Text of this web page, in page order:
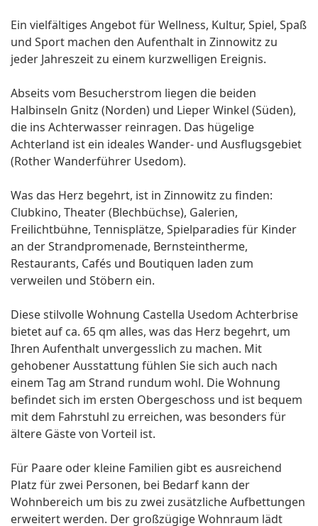
Ein vielfältiges Angebot für Wellness, Kultur, Spiel, Spaß
und Sport machen den Aufenthalt in Zinnowitz zu
jeder Jahreszeit zu einem kurzwelligen Ereignis.
Abseits vom Besucherstrom liegen die beiden
Halbinseln Gnitz (Norden) und Lieper Winkel (Süden),
die ins Achterwasser reinragen. Das hügelige
Achterland ist ein ideales Wander- und Ausflugsgebiet
(Rother Wanderführer Usedom).
Was das Herz begehrt, ist in Zinnowitz zu finden:
Clubkino, Theater (Blechbüchse), Galerien,
Freilichtbühne, Tennisplätze, Spielparadies für Kinder
an der Strandpromenade, Bernsteintherme,
Restaurants, Cafés und Boutiquen laden zum
verweilen und Stöbern ein.
Diese stilvolle Wohnung Castella Usedom Achterbrise
bietet auf ca. 65 qm alles, was das Herz begehrt, um
Ihren Aufenthalt unvergesslich zu machen. Mit
gehobener Ausstattung fühlen Sie sich auch nach
einem Tag am Strand rundum wohl. Die Wohnung
befindet sich im ersten Obergeschoss und ist bequem
mit dem Fahrstuhl zu erreichen, was besonders für
ältere Gäste von Vorteil ist.
Für Paare oder kleine Familien gibt es ausreichend
Platz für zwei Personen, bei Bedarf kann der
Wohnbereich um bis zu zwei zusätzliche Aufbettungen
erweitert werden. Der großzügige Wohnraum lädt